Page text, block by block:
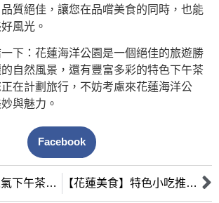
質絕佳，讓您在品嚐美食的同時，也能
風光。
下：花蓮海洋公園是一個絕佳的旅遊勝
自然風景，還有豐富多彩的特色下午茶
在計劃旅行，不妨考慮來花蓮海洋公
與魅力。
Facebook
跟風聚！嘉義人氣下午茶排行榜，讓你享受美食盛宴！ 【花蓮美食】特色小吃推薦-花蓮特色下午茶店TOP5